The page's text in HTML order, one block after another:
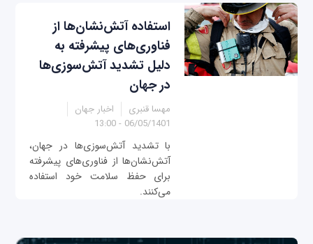
استفاده آتش‌نشان‌ها از
فناوری‌های پیشرفته به
دلیل تشدید آتش‌سوزی‌ها
در جهان
مهسا قنبری
اخبار جهان
06/05/1401 - 13:00
با تشدید آتش‌سوزی‌ها در جهان،
آتش‌نشان‌ها از فناوری‌های پیشرفته
برای حفظ سلامت خود استفاده
می‌کنند.